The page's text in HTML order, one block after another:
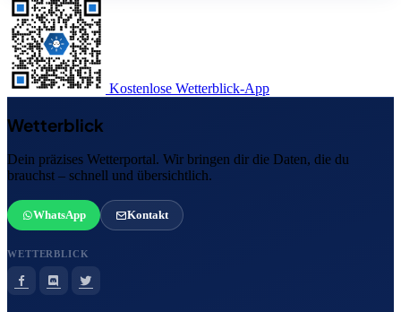
Kostenlose Wetterblick-App
Wetterblick
Dein präzises Wetterportal. Wir bringen dir die Daten, die du
brauchst – schnell und übersichtlich.
WhatsApp Kontakt
WETTERBLICK